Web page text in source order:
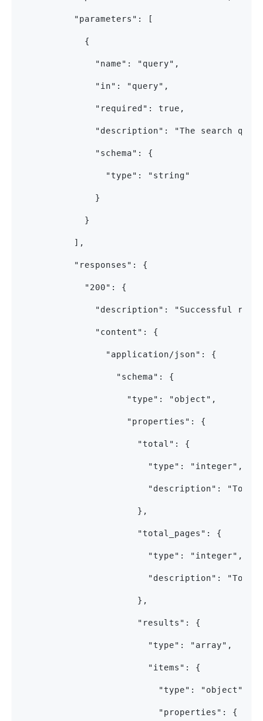
          "parameters": [
            {
              "name": "query",
              "in": "query",
              "required": true,
"description": "The search
              "schema": {
                "type": "string"
              }
            }
          ],
          "responses": {
            "200": {
"description": "Successful
              "content": {
                "application/json": {
                  "schema": {
                    "type": "object",
                    "properties": {
                      "total": {
                        "type": "integer",
"description": "Total
                      },
                      "total_pages": {
                        "type": "integer",
"description": "Total
                      },
                      "results": {
                        "type": "array",
                        "items": {
                          "type": "object",
                          "properties": {